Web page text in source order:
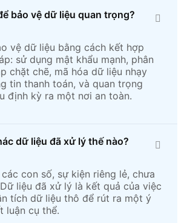
bảo vệ dữ liệu quan trọng?
vệ dữ liệu bằng cách kết hợp
sử dụng mật khẩu mạnh, phân
chặt chẽ, mã hóa dữ liệu nhạy
tin thanh toán, và quan trọng
định kỳ ra một nơi an toàn.
dữ liệu đã xử lý thế nào?
con số, sự kiện riêng lẻ, chưa
liệu đã xử lý là kết quả của việc
tích dữ liệu thô để rút ra một ý
luận cụ thể.